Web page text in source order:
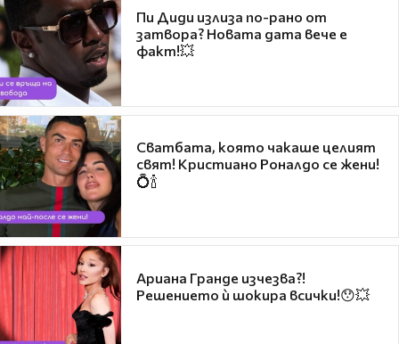
Пи Диди излиза по-рано от
затвора? Новата дата вече е
факт!💥
Сватбата, която чакаше целият
свят! Кристиано Роналдо се жени!
💍🍾
Ариана Гранде изчезва?!
Решението ѝ шокира всички!😯💥